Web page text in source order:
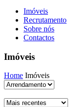
Imóveis
Recrutamento
Sobre nós
Contactos
Imóveis
Home Imóveis